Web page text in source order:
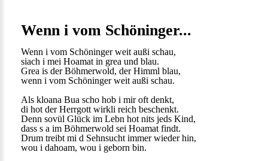
Wenn i vom Schöninger...
Wenn i vom Schöninger weit außi schau,
siach i mei Hoamat in grea und blau.
Grea is der Böhmerwold, der Himml blau,
wenn i vom Schöninger weit außi schau.
Als kloana Bua scho hob i mir oft denkt,
di hot der Herrgott wirkli reich beschenkt.
Denn sovül Glück im Lebn hot nits jeds Kind,
dass s a im Böhmerwold sei Hoamat findt.
Drum treibt mi d Sehnsucht immer wieder hin,
wou i dahoam, wou i geborn bin.